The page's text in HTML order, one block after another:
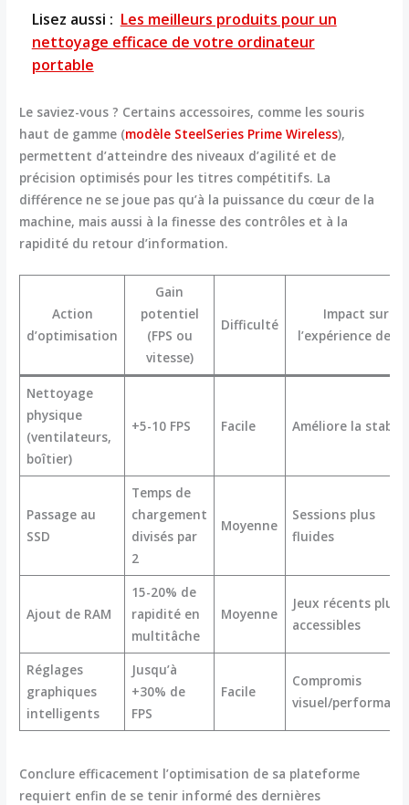
Lisez aussi : Les meilleurs produits pour un
nettoyage efficace de votre ordinateur
portable
Le saviez-vous ? Certains accessoires, comme les souris
haut de gamme (modèle SteelSeries Prime Wireless),
permettent d’atteindre des niveaux d’agilité et de
précision optimisés pour les titres compétitifs. La
différence ne se joue pas qu’à la puissance du cœur de la
machine, mais aussi à la finesse des contrôles et à la
rapidité du retour d’information.
Action
d’optimisation
Gain
potentiel
(FPS ou
vitesse)
Difficulté
Impact sur
l’expérience de
Nettoyage
physique
(ventilateurs,
boîtier)
+5-10 FPS Facile Améliore la
Passage au
SSD
Temps de
chargement
divisés par
2
Moyenne
Sessions plus
fluides
Ajout de RAM
15-20% de
rapidité en
multitâche
Moyenne
Jeux récents plus
accessibles
Réglages
graphiques
intelligents
Jusqu’à
+30% de
FPS
Facile
Compromis
visuel/
Conclure efficacement l’optimisation de sa plateforme
requiert enfin de se tenir informé des dernières